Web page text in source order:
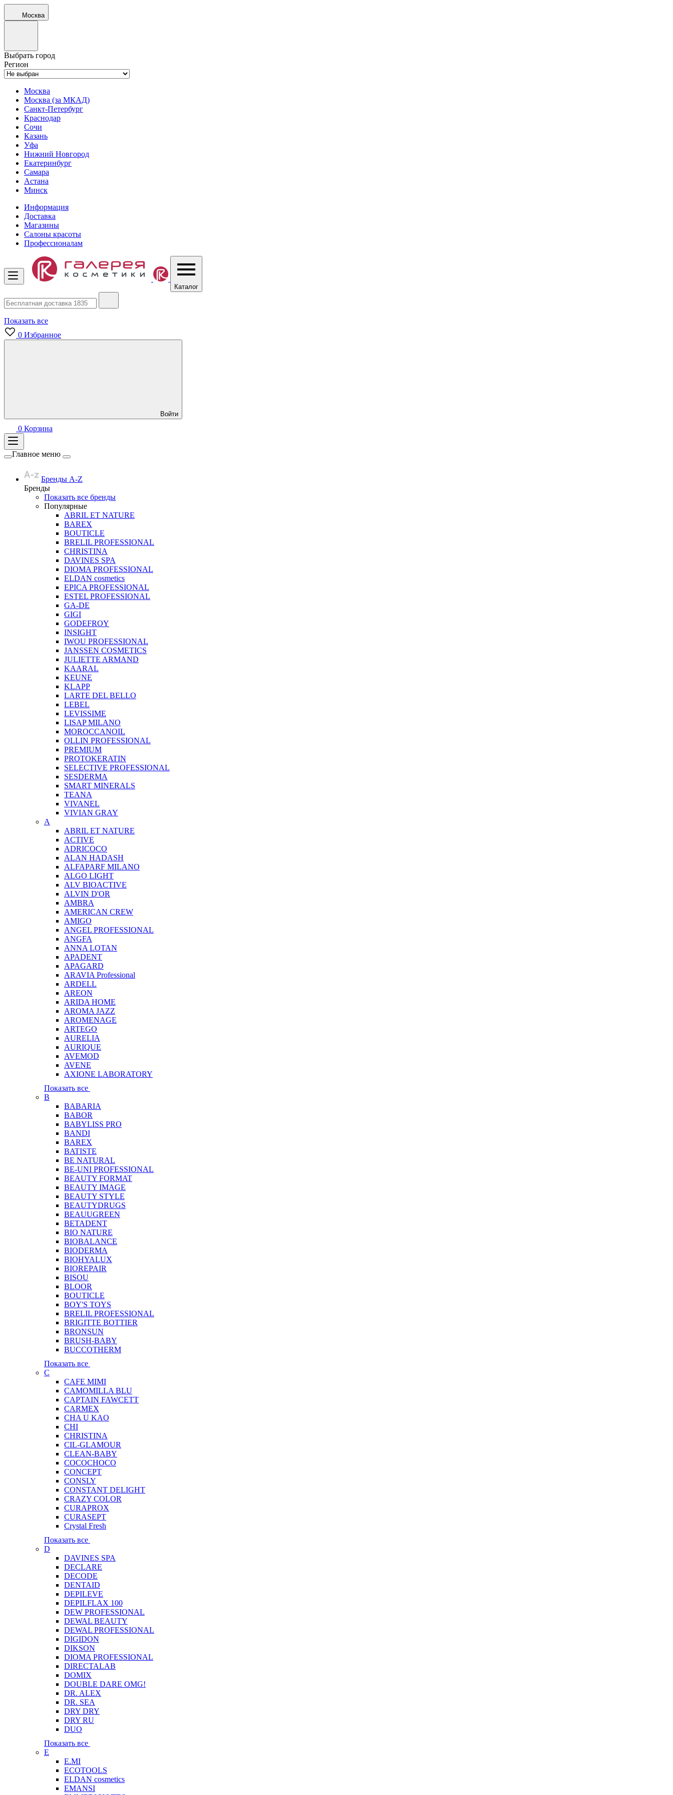
Москва
Выбрать город
Регион
Москва
Москва (за МКАД)
Санкт-Петербург
Краснодар
Сочи
Казань
Уфа
Нижний Новгород
Екатеринбург
Самара
Астана
Минск
Информация
Доставка
Магазины
Салоны красоты
Профессионалам
Каталог
Показать все
0 Избранное
Войти
0 Корзина
Главное меню
Бренды A-Z
Бренды
Показать все бренды
Популярные
ABRIL ET NATURE
BAREX
BOUTICLE
BRELIL PROFESSIONAL
CHRISTINA
DAVINES SPA
DIOMA PROFESSIONAL
ELDAN cosmetics
EPICA PROFESSIONAL
ESTEL PROFESSIONAL
GA-DE
GIGI
GODEFROY
INSIGHT
IWOU PROFESSIONAL
JANSSEN COSMETICS
JULIETTE ARMAND
KAARAL
KEUNE
KLAPP
LARTE DEL BELLO
LEBEL
LEVISSIME
LISAP MILANO
MOROCCANOIL
OLLIN PROFESSIONAL
PREMIUM
PROTOKERATIN
SELECTIVE PROFESSIONAL
SESDERMA
SMART MINERALS
TEANA
VIVANEL
VIVIAN GRAY
A
ABRIL ET NATURE
ACTIVE
ADRICOCO
ALAN HADASH
ALFAPARF MILANO
ALGO LIGHT
ALV BIOACTIVE
ALVIN D'OR
AMBRA
AMERICAN CREW
AMIGO
ANGEL PROFESSIONAL
ANGFA
ANNA LOTAN
APADENT
APAGARD
ARAVIA Professional
ARDELL
AREON
ARIDA HOME
AROMA JAZZ
AROMENAGE
ARTEGO
AURELIA
AURIQUE
AVEMOD
AVENE
AXIONE LABORATORY
Показать все
B
BABARIA
BABOR
BABYLISS PRO
BANDI
BAREX
BATISTE
BE NATURAL
BE-UNI PROFESSIONAL
BEAUTY FORMAT
BEAUTY IMAGE
BEAUTY STYLE
BEAUTYDRUGS
BEAUUGREEN
BETADENT
BIO NATURE
BIOBALANCE
BIODERMA
BIOHYALUX
BIOREPAIR
BISOU
BLOOR
BOUTICLE
BOY'S TOYS
BRELIL PROFESSIONAL
BRIGITTE BOTTIER
BRONSUN
BRUSH-BABY
BUCCOTHERM
Показать все
C
CAFE MIMI
CAMOMILLA BLU
CAPTAIN FAWCETT
CARMEX
CHA U KAO
CHI
CHRISTINA
CIL-GLAMOUR
CLEAN-BABY
COCOCHOCO
CONCEPT
CONSLY
CONSTANT DELIGHT
CRAZY COLOR
CURAPROX
CURASEPT
Crystal Fresh
Показать все
D
DAVINES SPA
DECLARE
DECODE
DENTAID
DEPILEVE
DEPILFLAX 100
DEW PROFESSIONAL
DEWAL BEAUTY
DEWAL PROFESSIONAL
DIGIDON
DIKSON
DIOMA PROFESSIONAL
DIRECTALAB
DOMIX
DOUBLE DARE OMG!
DR. ALEX
DR. SEA
DRY DRY
DRY RU
DUO
Показать все
E
E.MI
ECOTOOLS
ELDAN cosmetics
EMANSI